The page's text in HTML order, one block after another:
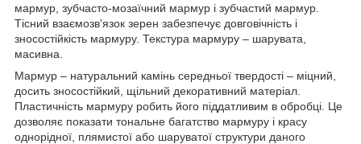
мармур, зубчасто-мозаїчний мармур і зубчастий мармур.
Тісний взаємозв'язок зерен забезпечує довговічність і
зносостійкість мармуру. Текстура мармуру – шарувата,
масивна.
Мармур – натуральний камінь середньої твердості – міцний,
досить зносостійкий, щільний декоративний матеріал.
Пластичність мармуру робить його піддатливим в обробці. Це
дозволяє показати тональне багатство мармуру і красу
однорідної, плямистої або шаруватої структури даного